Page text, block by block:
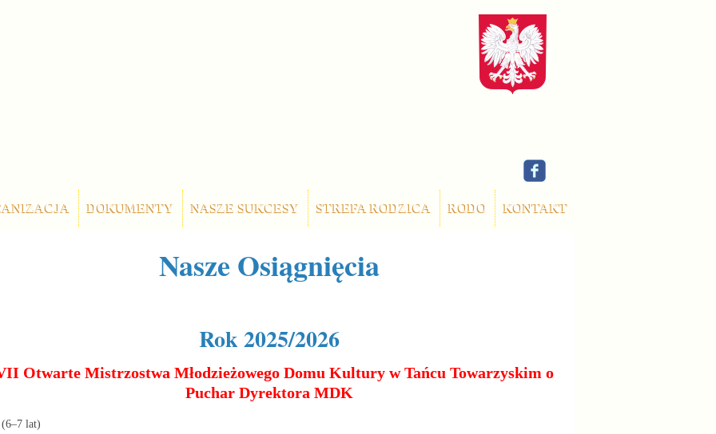
DOKUMENTY NASZE SUKCESY STREFA RODZICA RODO KONTAKT
Nasze Osiągnięcia
Rok 2025/2026
Otwarte Mistrzostwa Młodzieżowego Domu Kultury w Tańcu Towarzyskim o
Puchar Dyrektora MDK
lat)